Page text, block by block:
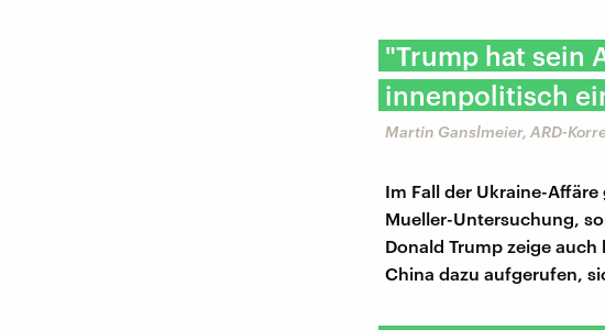
"Trump hat sein
innenpolitisch
Martin Ganslmeier, ARD-
Im Fall der Ukraine-
Mueller-Untersuchung,
Donald Trump zeige
China dazu aufgerufen,